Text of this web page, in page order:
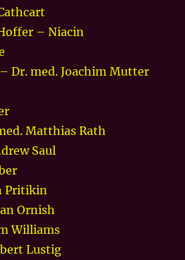
– Niacin
Dr. med. Joachim Mutter
Matthias Rath
Saul
Pritikin
Ornish
Williams
Lustig